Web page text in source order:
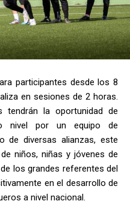
participantes desde los 8
en sesiones de 2 horas.
tendrán la oportunidad de
nivel por un equipo de
de diversas alianzas, este
niños, niñas y jóvenes de
los grandes referentes del
en el desarrollo de
a nivel nacional.